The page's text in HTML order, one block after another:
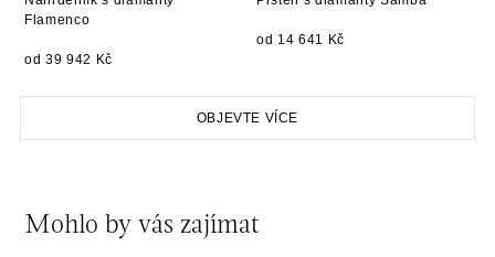
dnes otevřeno od 10:00
OBJEVTE VÍCE
Flamenco
od 39 942 Kč
od 14 641 Kč
Mohlo by vás zajímat